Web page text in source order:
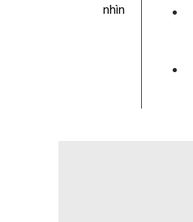
nhìn